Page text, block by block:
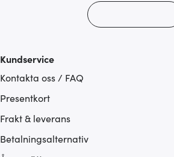
Kundservice
Kontakta oss / FAQ
Presentkort
Frakt & leverans
Betalningsalternativ